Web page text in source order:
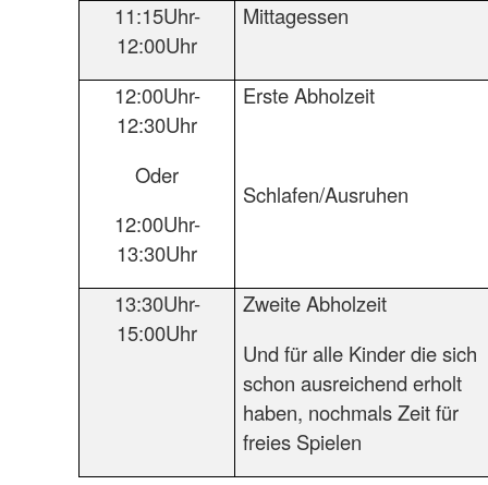
11:15Uhr-
12:00Uhr
Mittagessen
12:00Uhr-
12:30Uhr
Oder
12:00Uhr-
13:30Uhr
Erste Abholzeit
Schlafen/Ausruhen
13:30Uhr-
15:00Uhr
Zweite Abholzeit
Und für alle Kinder die sich
schon ausreichend erholt
haben, nochmals Zeit für
freies Spielen